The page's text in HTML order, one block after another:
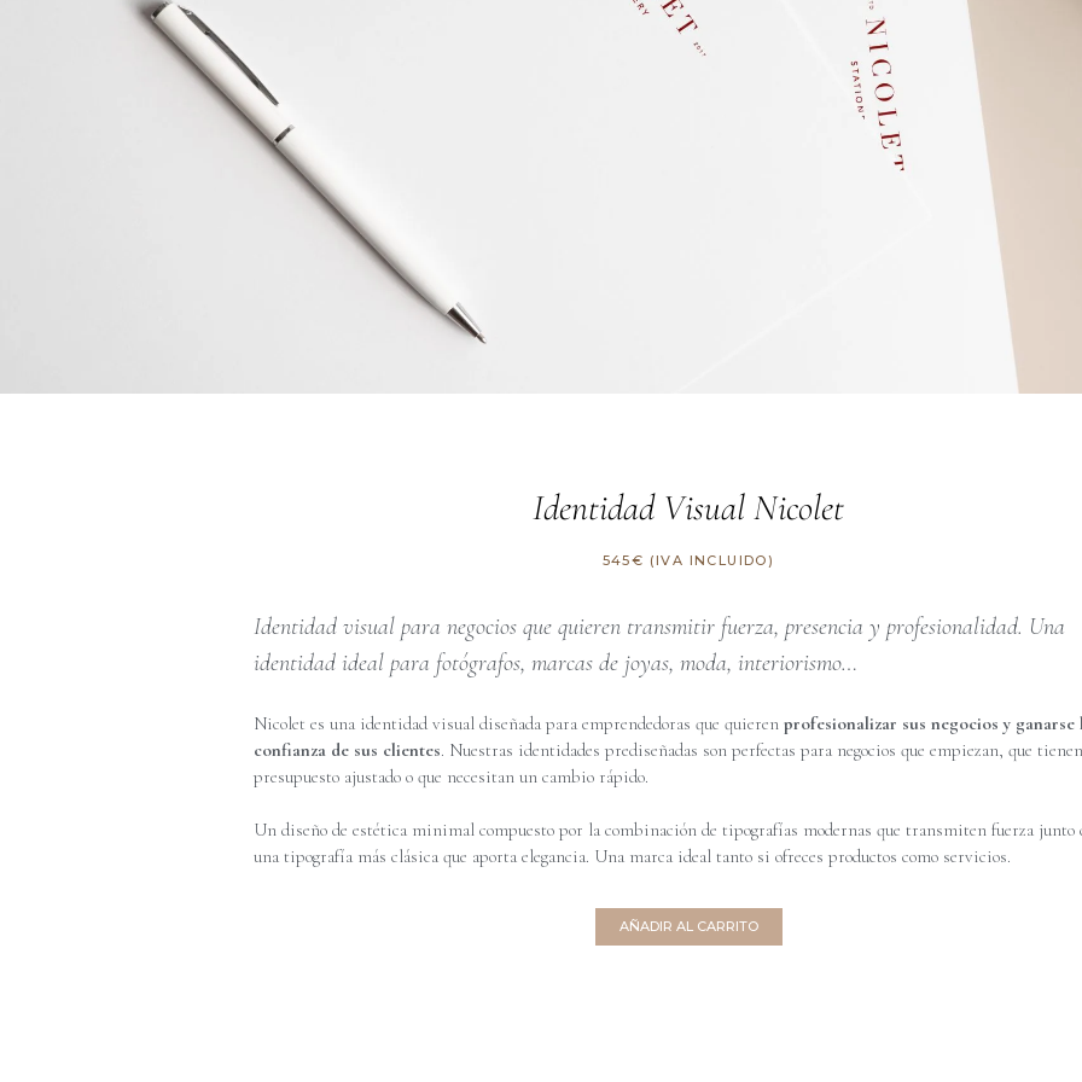
Identidad Visual Nicolet
545€ (IVA INCLUIDO)
Identidad visual para negocios que quieren transmitir fuerza, presencia y profesionalidad. Una
identidad ideal para fotógrafos, marcas de joyas, moda, interiorismo…
Nicolet es una identidad visual diseñada para emprendedoras que quieren profesionalizar sus negocios y ganarse
confianza de sus clientes . Nuestras identidades prediseñadas son perfectas para negocios que empiezan, que
presupuesto ajustado o que necesitan un cambio rápido.
Un diseño de estética minimal compuesto por la combinación de tipografías modernas que transmiten fuerza junto
una tipografía más clásica que aporta elegancia. Una marca ideal tanto si ofreces productos como servicios.
AÑADIR AL CARRITO